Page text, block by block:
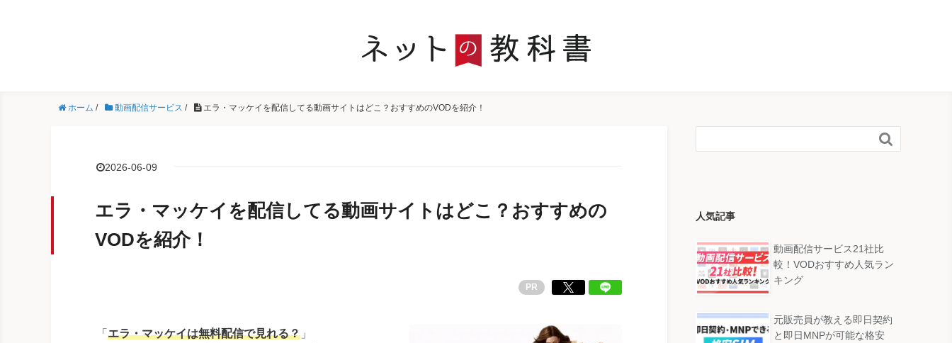
ホーム / 動画配信サービス / エラ・マッケイを配信してる動画サイトはどこ？おすすめのVODを紹介！
2026-06-09
エラ・マッケイを配信してる動画サイトはどこ？おすすめの
VODを紹介！
PR
「 エラ・マッケイは無料配信で見れる？ 」

人気記事
動画配信サービス21社比
較！VODおすすめ人気ラン
キング
元販売員が教える即日契約
と即日MNPが可能な格安